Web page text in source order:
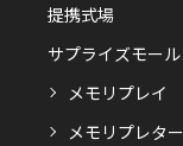
提携式場
サプライズモー
メモリプレイ
メモリプレター